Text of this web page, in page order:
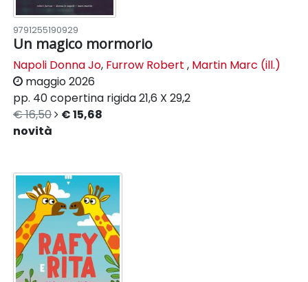
9791255190929
Un magico mormorio
Napoli Donna Jo, Furrow Robert , Martin Marc (ill.)
maggio 2026
pp. 40copertina rigida21,6 X 29,2
€ 16,50
€ 15,68
novità